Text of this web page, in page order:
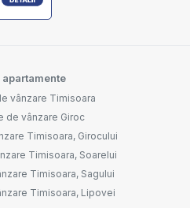
apartamente
vânzare Timisoara
de vânzare Giroc
Timisoara, Girocului
Timisoara, Soarelui
Timisoara, Sagului
Timisoara, Lipovei